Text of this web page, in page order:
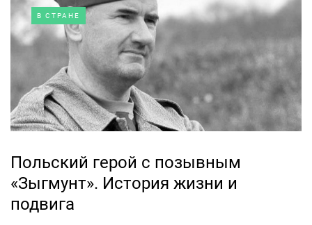
В СТРАНЕ
Польский герой с позывным
«Зыгмунт». История жизни и
подвига